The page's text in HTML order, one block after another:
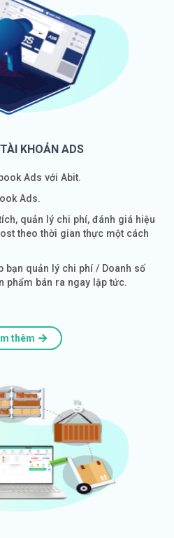
KHOẢN ADS
Ads với Abit.
Ads.
quản lý chi phí, đánh giá hiệu
theo thời gian thực một cách
bạn quản lý chi phí / Doanh số
phẩm bán ra ngay lập tức.
thêm